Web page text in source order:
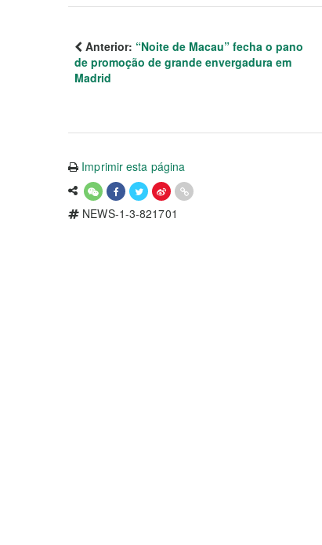
Anterior: “Noite de Macau” fecha o pano
de promoção de grande envergadura em
Madrid
Imprimir esta página
NEWS-1-3-821701